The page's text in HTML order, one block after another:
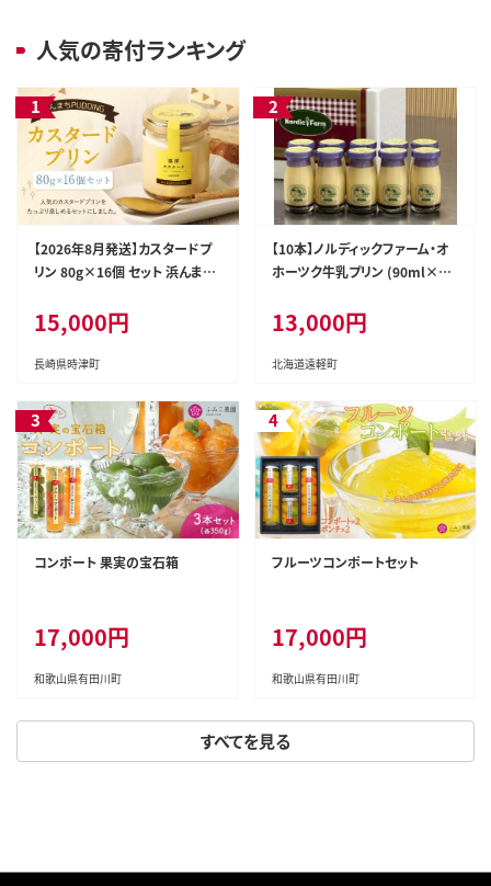
人気の寄付ランキング
すべてを見る
【2026年8月発送】カスタードプ
リン 80g×16個 セット 浜んまち
15,000円
長崎県時津町
【10本】ノルディックファーム・オ
ホーツク牛乳プリン (90ml×10
濃厚 なめらか オホーツク牛乳
バニラビーンズ スイーツ 北海道
遠軽町 ノルディックファーム ) e
13,000円
北海道遠軽町
コンポート 果実の宝石箱
17,000円
和歌山県有田川町
フルーツコンポートセット
17,000円
和歌山県有田川町